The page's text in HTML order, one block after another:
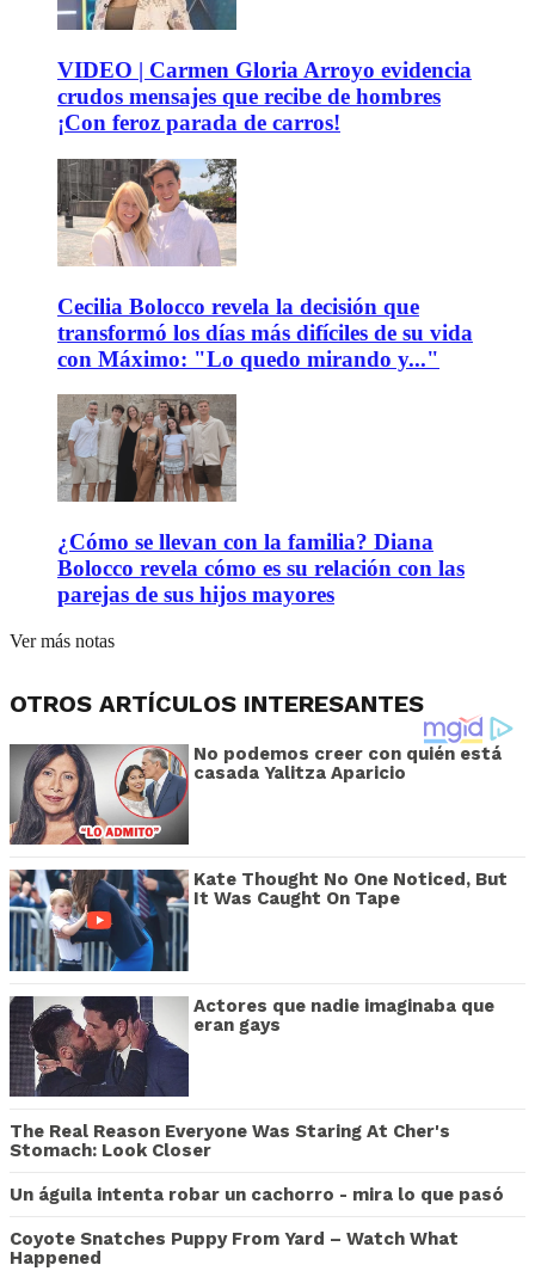
VIDEO | Carmen Gloria Arroyo evidencia
crudos mensajes que recibe de hombres
¡Con feroz parada de carros!
Cecilia Bolocco revela la decisión que
transformó los días más difíciles de su vida
con Máximo: "Lo quedo mirando y..."
¿Cómo se llevan con la familia? Diana
Bolocco revela cómo es su relación con las
parejas de sus hijos mayores
Ver más notas
OTROS ARTÍCULOS INTERESANTES
No podemos creer con quién está
casada Yalitza Aparicio
Kate Thought No One Noticed, But
It Was Caught On Tape
Actores que nadie imaginaba que
eran gays
The Real Reason Everyone Was Staring At Cher's
Stomach: Look Closer
Un águila intenta robar un cachorro - mira lo que pasó
Coyote Snatches Puppy From Yard – Watch What
Happened